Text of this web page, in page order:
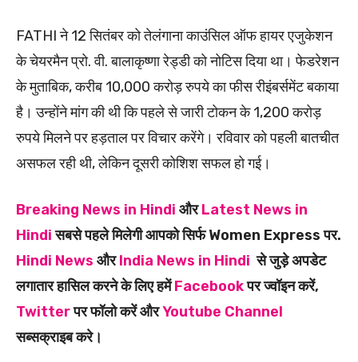
FATHI ने 12 सितंबर को तेलंगाना काउंसिल ऑफ हायर एजुकेशन
के चेयरमैन प्रो. वी. बालाकृष्णा रेड्डी को नोटिस दिया था। फेडरेशन
के मुताबिक, करीब 10,000 करोड़ रुपये का फीस रीइंबर्समेंट बकाया
है। उन्होंने मांग की थी कि पहले से जारी टोकन के 1,200 करोड़
रुपये मिलने पर हड़ताल पर विचार करेंगे। रविवार को पहली बातचीत
असफल रही थी, लेकिन दूसरी कोशिश सफल हो गई।
Breaking News in Hindi औरLatest News in
Hindiसबसे पहले मिलेगी आपको सिर्फ Women Express पर.
Hindi News औरIndia News in Hindi से जुड़े अपडेट
लगातार हासिल करने के लिए हमेंFacebookपर ज्वॉइन करें,
Twitterपर फॉलो करें औरYoutube Channel
सब्सक्राइब करे।